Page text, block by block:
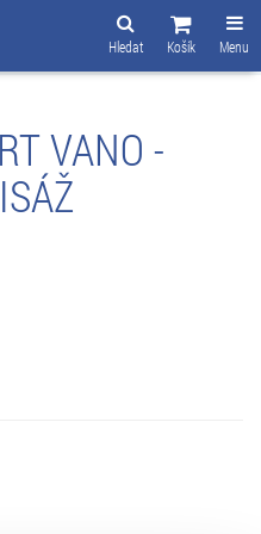
Menu
Košík
Hledat
VANO -